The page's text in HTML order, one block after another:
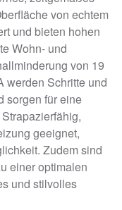
von echtem
und bieten hohen
Wohn- und
von 19
werden Schritte und
sorgen für eine
geeignet,
Zudem sind
einer optimalen
und stilvolles